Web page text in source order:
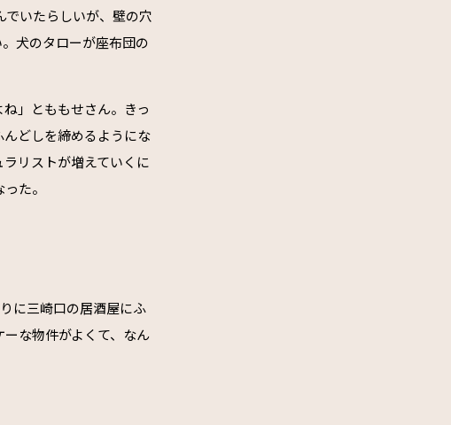
いたらしいが、壁の穴
犬のタローが座布団の
」とももせさん。きっ
どしを締めるようにな
リストが増えていくに
た。
に三崎口の居酒屋にふ
な物件がよくて、なん